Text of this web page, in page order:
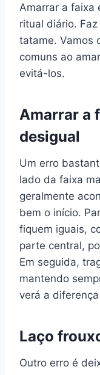
Amarrar a faixa
ritual diário.
tatame. Vamos
comuns ao
evitá-los.
Amarrar a
desigual
Um erro
lado da faixa
geralmente
bem o início.
fiquem iguais,
parte central,
Em seguida,
mantendo
verá a
Laço
Outro erro é